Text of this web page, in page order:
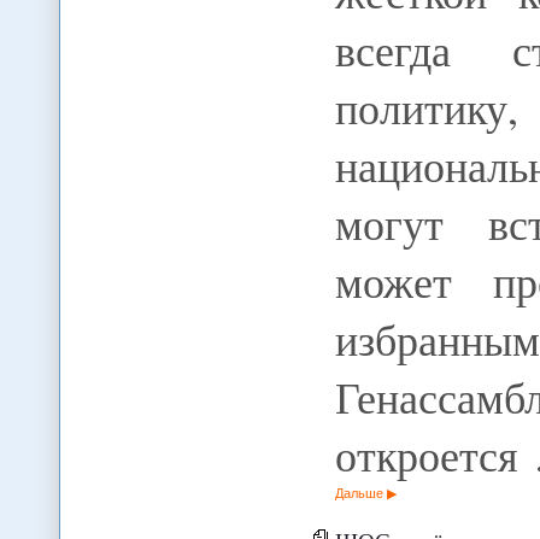
всегда
могут
может
Дальше